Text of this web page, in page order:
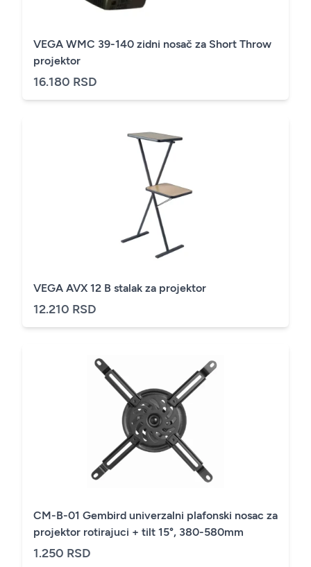
VEGA WMC 39-140 zidni nosač za Short Throw
projektor
16.180 RSD
VEGA AVX 12 B stalak za projektor
12.210 RSD
CM-B-01 Gembird univerzalni plafonski nosac za
projektor rotirajuci + tilt 15°, 380-580mm
1.250 RSD